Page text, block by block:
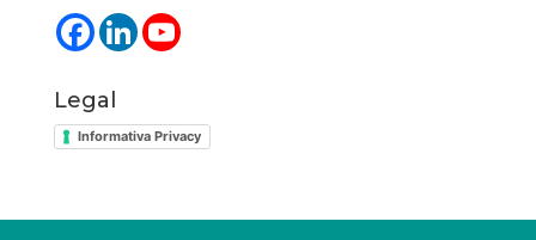
Legal
Informativa Privacy